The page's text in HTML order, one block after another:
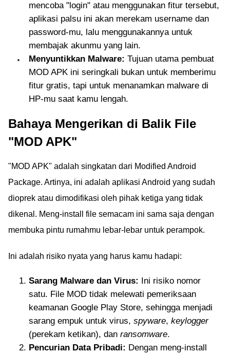
mencoba "login" atau menggunakan fitur tersebut,
aplikasi palsu ini akan merekam username dan
password-mu, lalu menggunakannya untuk
membajak akunmu yang lain.
Menyuntikkan Malware: Tujuan utama pembuat
MOD APK ini seringkali bukan untuk memberimu
fitur gratis, tapi untuk menanamkan malware di
HP-mu saat kamu lengah.
Bahaya Mengerikan di Balik File
"MOD APK"
"MOD APK" adalah singkatan dari Modified Android
Package. Artinya, ini adalah aplikasi Android yang sudah
dioprek atau dimodifikasi oleh pihak ketiga yang tidak
dikenal. Meng-install file semacam ini sama saja dengan
membuka pintu rumahmu lebar-lebar untuk perampok.
Ini adalah risiko nyata yang harus kamu hadapi:
Sarang Malware dan Virus: Ini risiko nomor
satu. File MOD tidak melewati pemeriksaan
keamanan Google Play Store, sehingga menjadi
sarang empuk untuk virus, spyware, keylogger
(perekam ketikan), dan ransomware.
Pencurian Data Pribadi: Dengan meng-install